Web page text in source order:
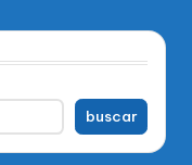
buscar